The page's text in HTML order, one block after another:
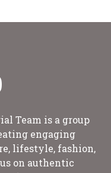
Team is a group
engaging
lifestyle, fashion,
on authentic